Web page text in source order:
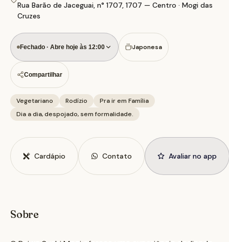
Rua Barão de Jaceguai, n° 1707, 1707 — Centro · Mogi das
Cruzes
Fechado · Abre hoje às 12:00 Japonesa
Compartilhar
Vegetariano Rodízio
Pra ir em Família
Dia a dia, despojado, sem formalidade.
Cardápio Contato Avaliar no app
Sobre